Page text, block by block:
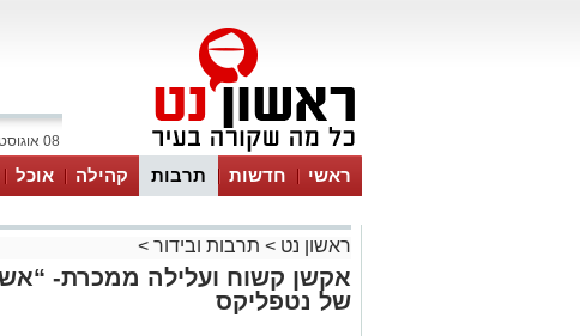
08 אוגוסט 2026 / 17:37
ראשי חדשות תרבות קהילה אוכל
ראשון נט > תרבות ובידור >
אקשן קשוח ועלילה ממכרת-
של נטפליקס